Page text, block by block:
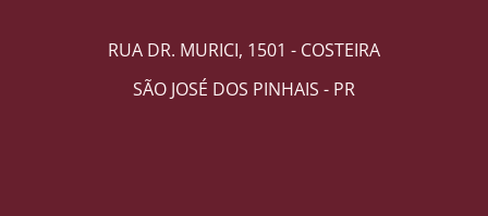
RUA DR. MURICI, 1501 - COSTEIRA
SÃO JOSÉ DOS PINHAIS - PR